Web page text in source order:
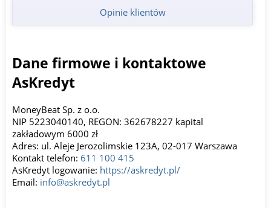
Opinie klientów
Dane firmowe i kontaktowe
AsKredyt
MoneyBeat Sp. z o.o.
NIP 5223040140, REGON: 362678227 kapital
zakładowym 6000 zł
Adres: ul. Aleje Jerozolimskie 123A, 02-017 Warszawa
Kontakt telefon: 611 100 415
AsKredyt logowanie: https://askredyt.pl/
Email: info@askredyt.pl